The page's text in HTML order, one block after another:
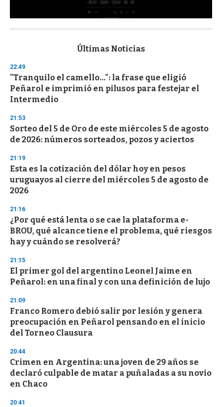
s
d
s
o
f
3
s
e
c
o
d
s
Últimas Noticias
22:49
"Tranquilo el camello...": la frase que eligió
Peñarol e imprimió en pilusos para festejar el
Intermedio
21:53
Sorteo del 5 de Oro de este miércoles 5 de agosto
de 2026: números sorteados, pozos y aciertos
21:19
Esta es la cotización del dólar hoy en pesos
uruguayos al cierre del miércoles 5 de agosto de
2026
21:16
¿Por qué está lenta o se cae la plataforma e-
BROU, qué alcance tiene el problema, qué riesgos
hay y cuándo se resolverá?
21:15
El primer gol del argentino Leonel Jaime en
Peñarol: en una final y con una definición de lujo
21:09
Franco Romero debió salir por lesión y genera
preocupación en Peñarol pensando en el inicio
del Torneo Clausura
20:44
Crimen en Argentina: una joven de 29 años se
declaró culpable de matar a puñaladas a su novio
en Chaco
20:41